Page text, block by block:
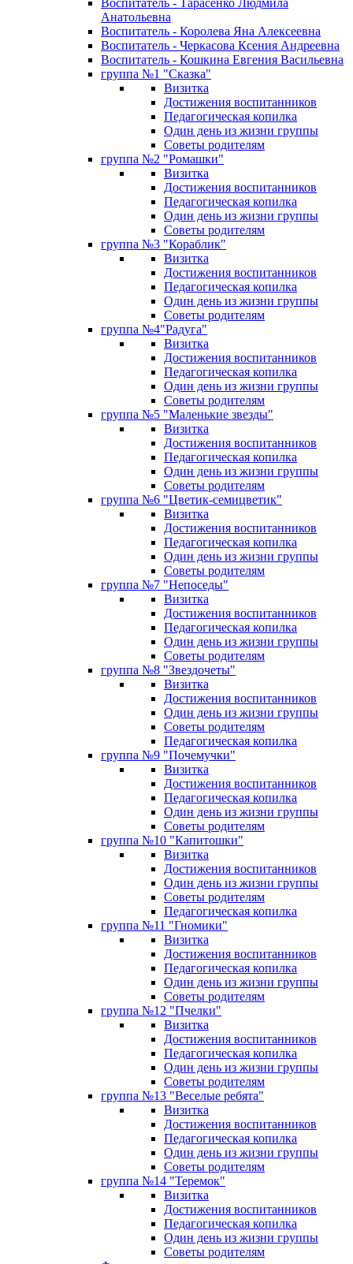
Воспитатель - Тарасенко Людмила
Анатольевна
Воспитатель - Королева Яна Алексеевна
Воспитатель - Черкасова Ксения Андреевна
Воспитатель - Кошкина Евгения Васильевна
группа №1 "Сказка"
Визитка
Достижения воспитанников
Педагогическая копилка
Один день из жизни группы
Советы родителям
группа №2 "Ромашки"
Визитка
Достижения воспитанников
Педагогическая копилка
Один день из жизни группы
Советы родителям
группа №3 "Кораблик"
Визитка
Достижения воспитанников
Педагогическая копилка
Один день из жизни группы
Советы родителям
группа №4"Радуга"
Визитка
Достижения воспитанников
Педагогическая копилка
Один день из жизни группы
Советы родителям
группа №5 "Маленькие звезды"
Визитка
Достижения воспитанников
Педагогическая копилка
Один день из жизни группы
Советы родителям
группа №6 "Цветик-семицветик"
Визитка
Достижения воспитанников
Педагогическая копилка
Один день из жизни группы
Советы родителям
группа №7 "Непоседы"
Визитка
Достижения воспитанников
Педагогическая копилка
Один день из жизни группы
Советы родителям
группа №8 "Звездочеты"
Визитка
Достижения воспитанников
Один день из жизни группы
Советы родителям
Педагогическая копилка
группа №9 "Почемучки"
Визитка
Достижения воспитанников
Педагогическая копилка
Один день из жизни группы
Советы родителям
группа №10 "Капитошки"
Визитка
Достижения воспитанников
Один день из жизни группы
Советы родителям
Педагогическая копилка
группа №11 "Гномики"
Визитка
Достижения воспитанников
Педагогическая копилка
Один день из жизни группы
Советы родителям
группа №12 "Пчелки"
Визитка
Достижения воспитанников
Педагогическая копилка
Один день из жизни группы
Советы родителям
группа №13 "Веселые ребята"
Визитка
Достижения воспитанников
Педагогическая копилка
Один день из жизни группы
Советы родителям
группа №14 "Теремок"
Визитка
Достижения воспитанников
Педагогическая копилка
Один день из жизни группы
Советы родителям